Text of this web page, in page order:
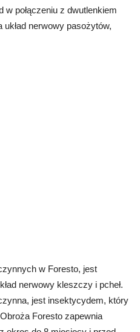
w połączeniu z dwutlenkiem
układ nerwowy pasożytów,
w Foresto, jest
nerwowy kleszczy i pcheł.
jest insektycydem, który
Obroża Foresto zapewnia